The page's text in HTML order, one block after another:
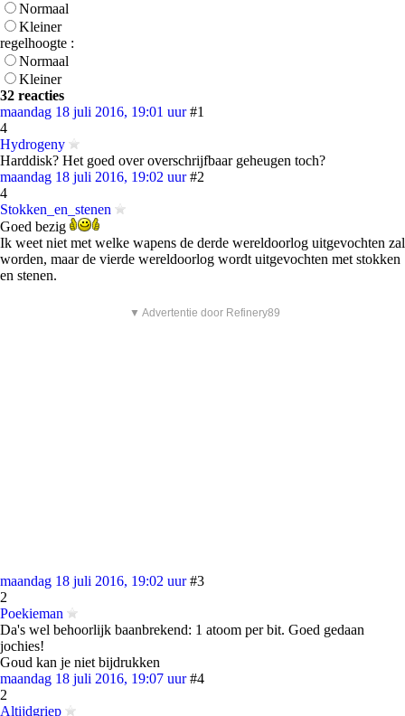
Normaal
Kleiner
regelhoogte :
Normaal
Kleiner
32 reacties
maandag 18 juli 2016, 19:01 uur #1
4
Hydrogeny
Harddisk? Het goed over overschrijfbaar geheugen toch?
maandag 18 juli 2016, 19:02 uur #2
4
Stokken_en_stenen
Goed bezig
Ik weet niet met welke wapens de derde wereldoorlog uitgevochten zal
worden, maar de vierde wereldoorlog wordt uitgevochten met stokken
en stenen.
▼ Advertentie door Refinery89
maandag 18 juli 2016, 19:02 uur #3
2
Poekieman
Da's wel behoorlijk baanbrekend: 1 atoom per bit. Goed gedaan
jochies!
Goud kan je niet bijdrukken
maandag 18 juli 2016, 19:07 uur #4
2
Altijdgriep